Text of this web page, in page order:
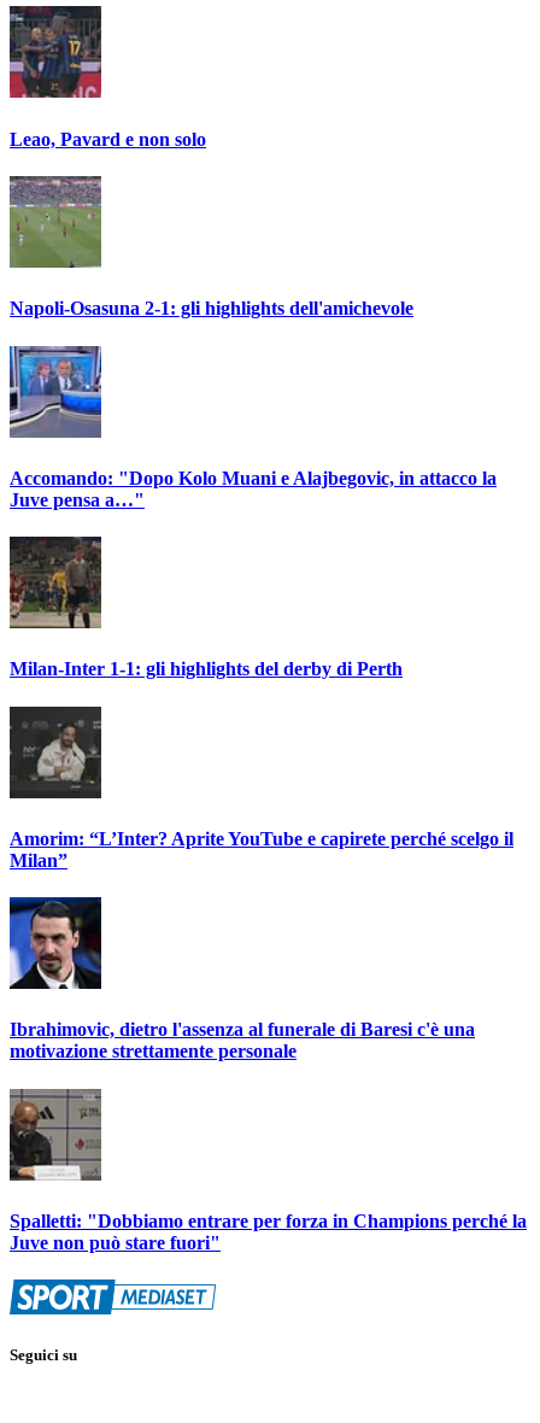
Leao, Pavard e non solo
Napoli-Osasuna 2-1: gli highlights dell'amichevole
Accomando: "Dopo Kolo Muani e Alajbegovic, in attacco la
Juve pensa a…"
Milan-Inter 1-1: gli highlights del derby di Perth
Amorim: “L’Inter? Aprite YouTube e capirete perché scelgo il
Milan”
Ibrahimovic, dietro l'assenza al funerale di Baresi c'è una
motivazione strettamente personale
Spalletti: "Dobbiamo entrare per forza in Champions perché la
Juve non può stare fuori"
Seguici su